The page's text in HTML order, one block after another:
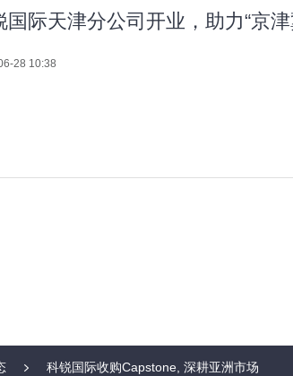
国际天津分公司开业，助力“京
28 10:38
科锐国际收购Capstone, 深耕亚洲市场